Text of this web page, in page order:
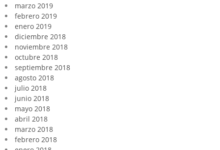
marzo 2019
febrero 2019
enero 2019
diciembre 2018
noviembre 2018
octubre 2018
septiembre 2018
agosto 2018
julio 2018
junio 2018
mayo 2018
abril 2018
marzo 2018
febrero 2018